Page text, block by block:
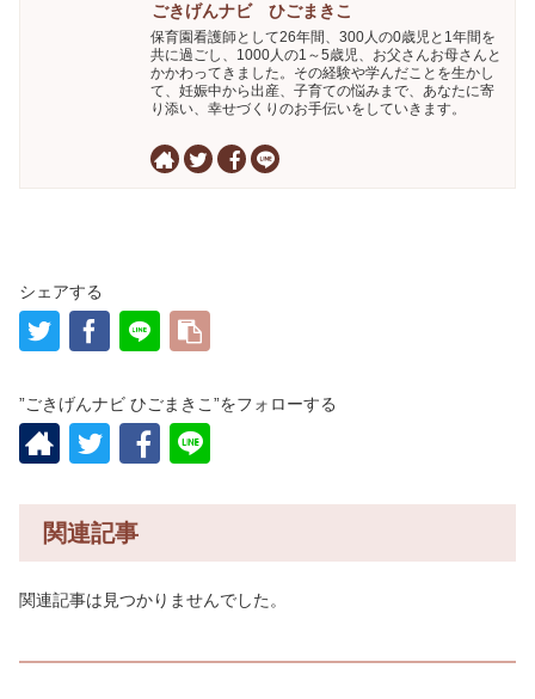
ごきげんナビ ひごまきこ
保育園看護師として26年間、300人の0歳児と1年間を
共に過ごし、1000人の1～5歳児、お父さんお母さんと
かかわってきました。その経験や学んだことを生かし
て、妊娠中から出産、子育ての悩みまで、あなたに寄
り添い、幸せづくりのお手伝いをしていきます。
シェアする
”ごきげんナビ ひごまきこ”をフォローする
関連記事
関連記事は見つかりませんでした。